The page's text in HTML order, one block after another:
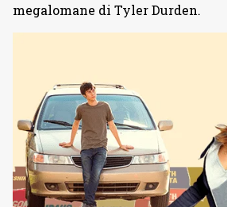
megalomane di Tyler Durden.